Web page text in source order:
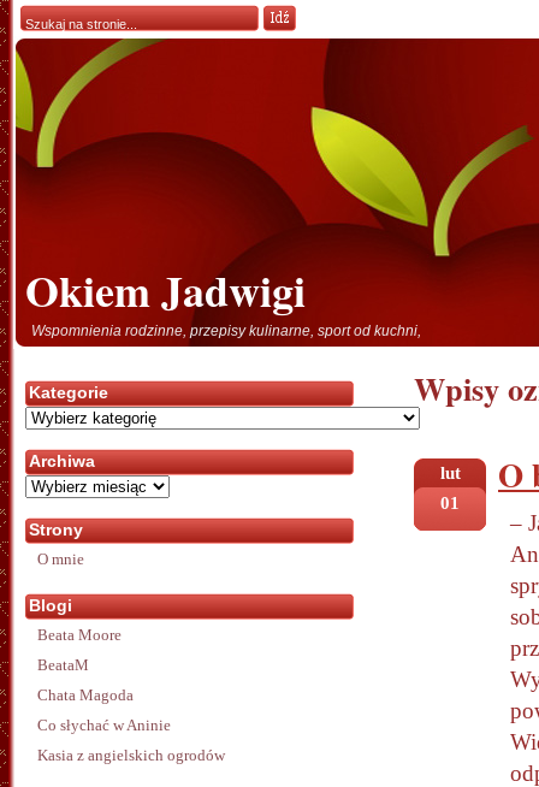
Okiem Jadwigi
Wspomnienia rodzinne, przepisy kulinarne, sport od kuchni,
Wpisy
lut
01
O
–
Kategorie
Kategorie
Archiwa
Archiwa
Strony
O mnie
Blogi
Beata Moore
BeataM
Chata Magoda
Co słychać w Aninie
Kasia z angielskich ogrodów